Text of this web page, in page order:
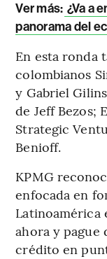
Ver más: ¿Va a
panorama del
En esta ronda
colombianos
y Gabriel
de Jeff Bezos;
Strategic
Benioff.
KPMG
enfocada en
Latinoamérica
ahora y pague
crédito en